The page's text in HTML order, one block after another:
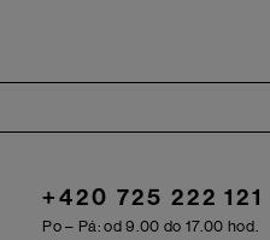
+420 725 222 121
Po – Pá: od 9.00 do 17.00 hod.